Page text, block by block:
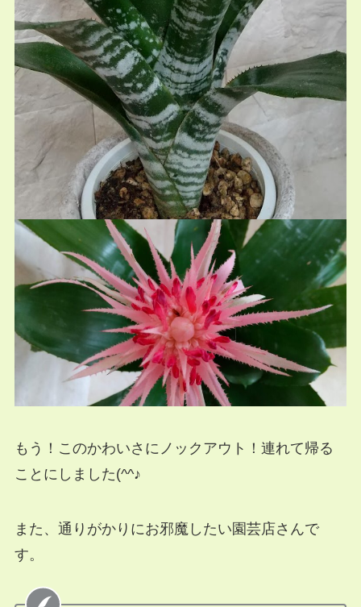
もう！このかわいさにノックアウト！連れて帰る
ことにしました(^^♪
また、通りがかりにお邪魔したい園芸店さんで
す。